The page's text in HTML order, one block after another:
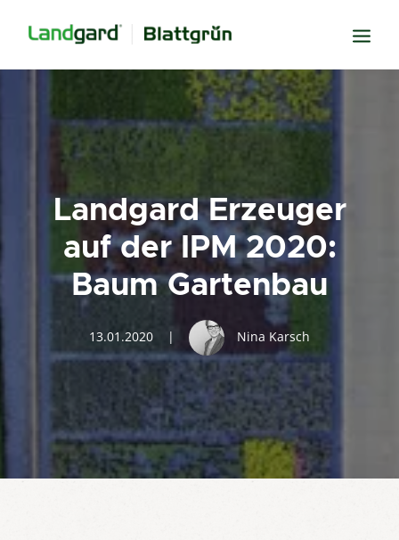
Neugier
Inspiration
Verbundenheit
Transparenz
Freude
Erfolg
Miteinander
Wissen
Suche
Landgard Erzeuger
auf der IPM 2020:
Baum Gartenbau
13.01.2020 | Nina Karsch